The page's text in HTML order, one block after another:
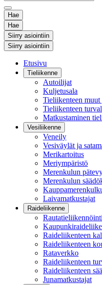
Hae
Hae
Siirry asiointiin
Siirry asiointiin
Etusivu
Tieliikenne
Autoilijat
Kuljetusala
Tieliikenteen
Tieliikenteen
Matkustaminen
Vesiliikenne
Veneily
Vesiväylät ja
Merikartoitus
Meriympäristö
Merenkulun
Merenkulun
Laivamatkustajat
Raideliikenne
Rautatieliikennöinti
Raideliikenteen
Raideliikenteen
Rataverkko
Raideliikenteen
Raideliikenteen
Junamatkustajat